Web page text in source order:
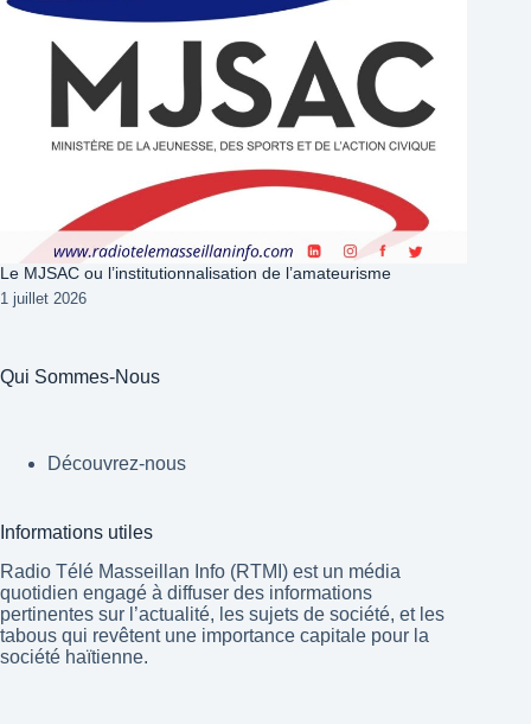
Le MJSAC ou l’institutionnalisation de l’amateurisme
1 juillet 2026
Qui Sommes-Nous
Découvrez-nous
Informations utiles
Radio Télé Masseillan Info (RTMI) est un média
quotidien engagé à diffuser des informations
pertinentes sur l’actualité, les sujets de société, et les
tabous qui revêtent une importance capitale pour la
société haïtienne.